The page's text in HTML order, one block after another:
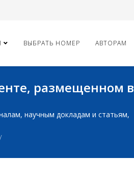
ВЫБРАТЬ НОМЕР АВТОРАМ
размещенном в
научным докладам и статьям,